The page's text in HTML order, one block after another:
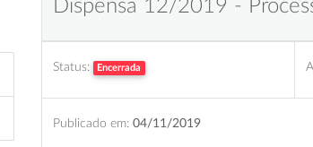
Dispensa 12/2019 -
Status: Encerrada
Publicado em: 04/11/2019